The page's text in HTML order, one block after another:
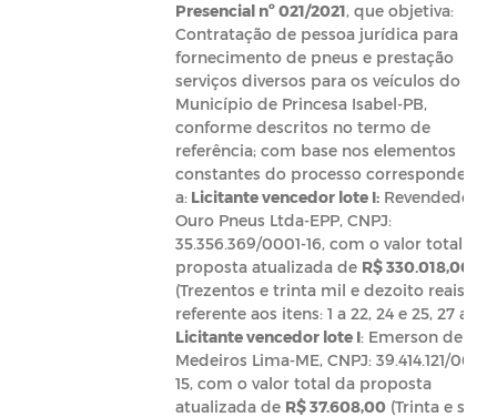
Presencial nº 021/2021, que objetiva:
Contratação de pessoa jurídica para
fornecimento de pneus e prestação
serviços diversos para os veículos do
Município de Princesa Isabel-PB,
conforme descritos no termo de
referência; com base nos elementos
constantes do processo correspondente,
a:Licitante vencedor lote I:Revendedora
Ouro Pneus Ltda-EPP, CNPJ:
35.356.369/0001-16, com o valor total da
proposta atualizada de R$ 330.018,00
(Trezentos e trinta mil e dezoito reais),
referente aos itens: 1 a 22, 24 e 25, 27 a 42.
Licitante vencedor lote I: Emerson de
Medeiros Lima-ME, CNPJ: 39.414.121/0001-
15, com o valor total da proposta
atualizada de R$ 37.608,00(Trinta e sete